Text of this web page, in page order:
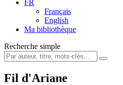
FR
Français
English
Ma bibliothèque
Recherche simple
Fil d'Ariane